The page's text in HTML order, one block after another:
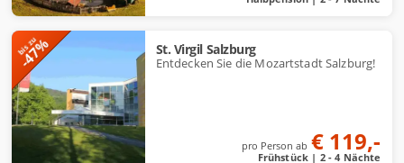
St. Virgil Salzburg
Entdecken Sie die Mozartstadt Salzburg!
pro Person ab € 119,-
Frühstück | 2 - 4 Nächte
bis zu
-47%